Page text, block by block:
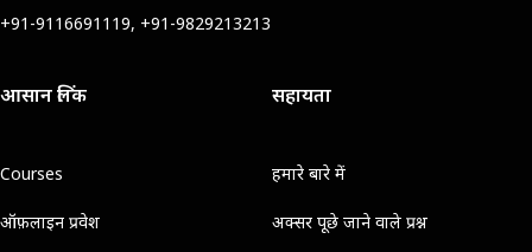
+91-9116691119, +91-9829213213
आसान लिंक
Courses
ऑफ़लाइन प्रवेश
सहायता
हमारे बारे में
अक्सर पूछे जाने वाले प्रश्न